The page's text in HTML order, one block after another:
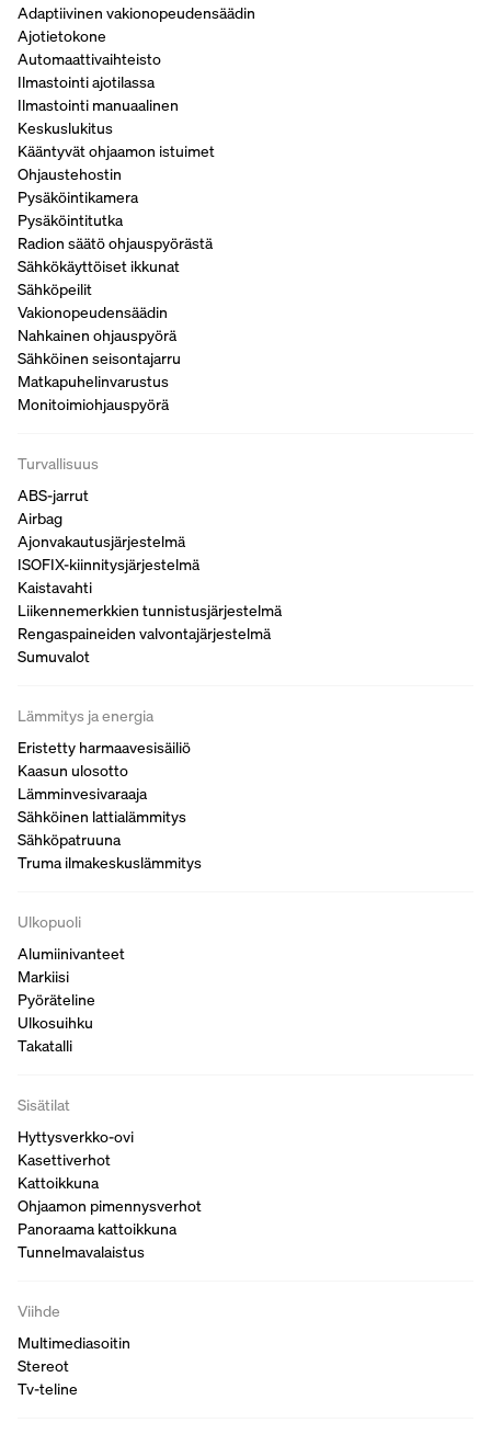
Adaptiivinen vakionopeudensäädin
Ajotietokone
Automaattivaihteisto
Ilmastointi ajotilassa
Ilmastointi manuaalinen
Keskuslukitus
Kääntyvät ohjaamon istuimet
Ohjaustehostin
Pysäköintikamera
Pysäköintitutka
Radion säätö ohjauspyörästä
Sähkökäyttöiset ikkunat
Sähköpeilit
Vakionopeudensäädin
Nahkainen ohjauspyörä
Sähköinen seisontajarru
Matkapuhelinvarustus
Monitoimiohjauspyörä
Turvallisuus
ABS-jarrut
Airbag
Ajonvakautusjärjestelmä
ISOFIX-kiinnitysjärjestelmä
Kaistavahti
Liikennemerkkien tunnistusjärjestelmä
Rengaspaineiden valvontajärjestelmä
Sumuvalot
Lämmitys ja energia
Eristetty harmaavesisäiliö
Kaasun ulosotto
Lämminvesivaraaja
Sähköinen lattialämmitys
Sähköpatruuna
Truma ilmakeskuslämmitys
Ulkopuoli
Alumiinivanteet
Markiisi
Pyöräteline
Ulkosuihku
Takatalli
Sisätilat
Hyttysverkko-ovi
Kasettiverhot
Kattoikkuna
Ohjaamon pimennysverhot
Panoraama kattoikkuna
Tunnelmavalaistus
Viihde
Multimediasoitin
Stereot
Tv-teline